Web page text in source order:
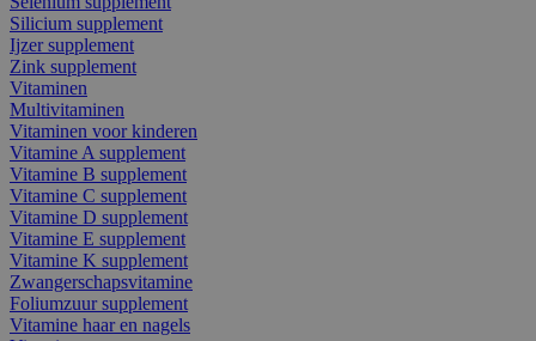
Silicium supplement
Ijzer supplement
Zink supplement
Vitaminen
Multivitaminen
Vitaminen voor kinderen
Vitamine A supplement
Vitamine B supplement
Vitamine C supplement
Vitamine D supplement
Vitamine E supplement
Vitamine K supplement
Zwangerschapsvitamine
Foliumzuur supplement
Vitamine haar en nagels